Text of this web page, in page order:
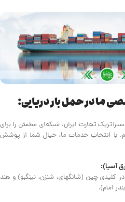
ما در حمل بار دریایی:
تجارت ایران، شبکه‌ای مطمئن را برای
با انتخاب خدمات ما، خیال شما از پوشش
آسیا):
چین (شانگهای، شنزن، نینگبو) و هند
امام).